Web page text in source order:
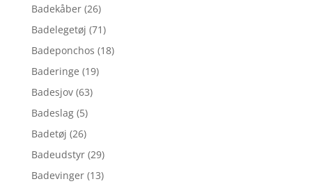
Badekåber (26)
Badelegetøj (71)
Badeponchos (18)
Baderinge (19)
Badesjov (63)
Badeslag (5)
Badetøj (26)
Badeudstyr (29)
Badevinger (13)